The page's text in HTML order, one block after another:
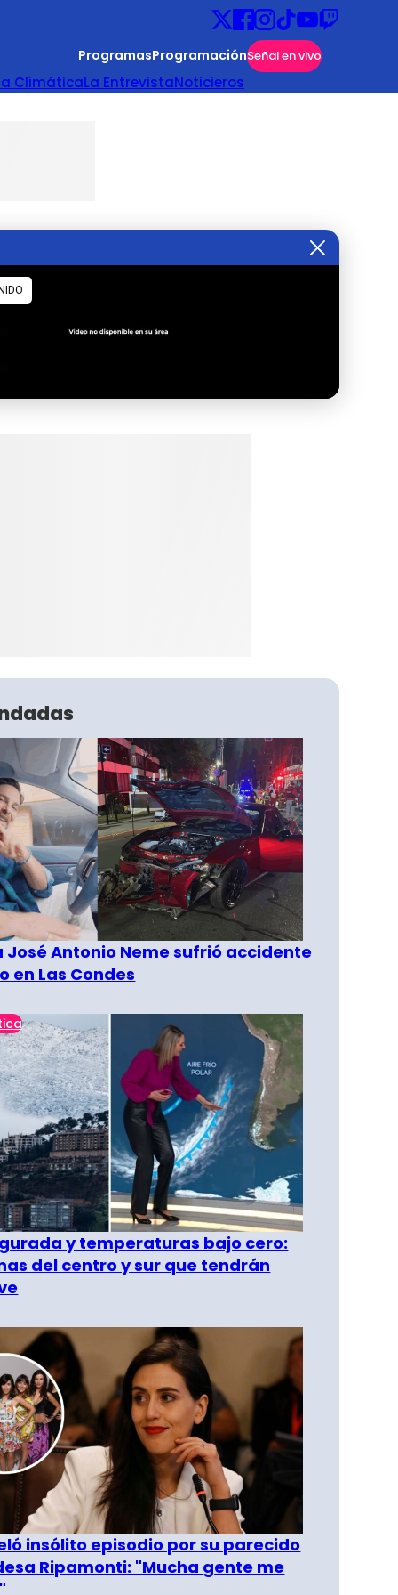
ProgramasProgramaciónSeñal en vivo
ClimáticaLa EntrevistaNoticieros
José Antonio Neme sufrió accidente
en Las Condes
y temperaturas bajo cero:
del centro y sur que tendrán
insólito episodio por su parecido
Ripamonti: "Mucha gente me